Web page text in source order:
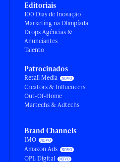
Editoriais
100 Dias de Inovação
Marketing na Olimpíada
Drops Agências &
Anunciantes
Talento
Patrocinados
Retail Media
Creators & Influencers
Out-Of-Home
Martechs & Adtechs
Brand Channels
IMO
Amazon Ads
OPL Digital